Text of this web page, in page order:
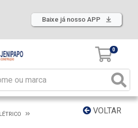
Baixe já nosso APP
0
VOLTAR